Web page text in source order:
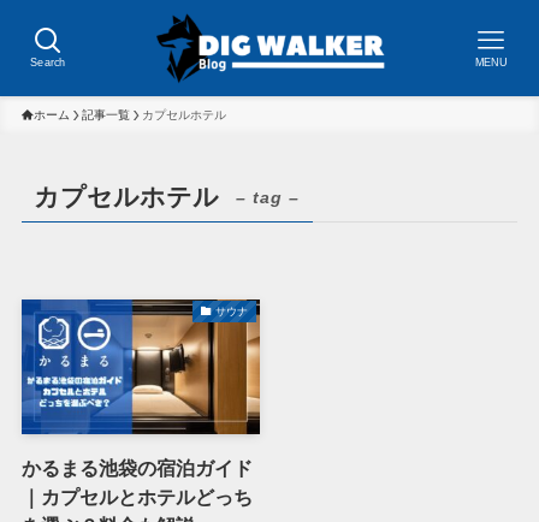
Search MENU
ホーム 記事一覧 カプセルホテル
カプセルホテル – tag –
サウナ
かるまる池袋の宿泊ガイド
｜カプセルとホテルどっち